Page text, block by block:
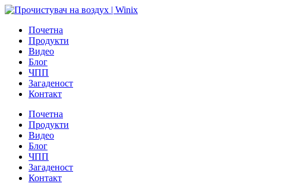
Почетна
Продукти
Видео
Блог
ЧПП
Загаденост
Контакт
Почетна
Продукти
Видео
Блог
ЧПП
Загаденост
Контакт